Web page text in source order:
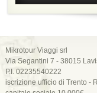
Mikrotour Viaggi srl
Via Segantini 7 - 38015
P.I. 02235540222
iscrizione ufficio di Trento -